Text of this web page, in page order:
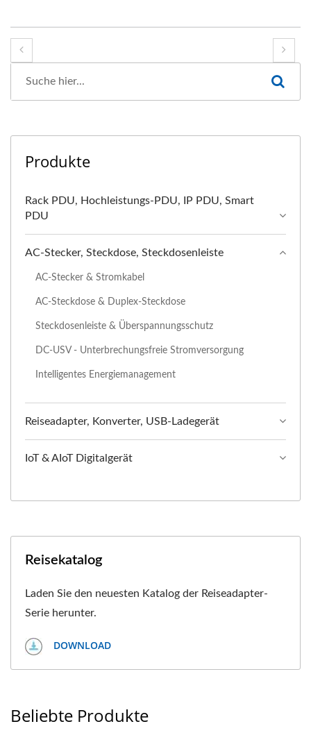
Produkte
Rack PDU, Hochleistungs-PDU, IP PDU, Smart
PDU
AC-Stecker, Steckdose, Steckdosenleiste
AC-Stecker & Stromkabel
AC-Steckdose & Duplex-Steckdose
Steckdosenleiste & Überspannungsschutz
DC-USV - Unterbrechungsfreie Stromversorgung
Intelligentes Energiemanagement
Reiseadapter, Konverter, USB-Ladegerät
IoT & AIoT Digitalgerät
Reisekatalog
Laden Sie den neuesten Katalog der Reiseadapter-
Serie herunter.
DOWNLOAD
Beliebte Produkte